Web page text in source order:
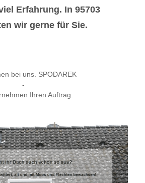
Erfahrung. In 95703
wir gerne für Sie.
bei uns. SPODAREK
-
Ihren Auftrag.